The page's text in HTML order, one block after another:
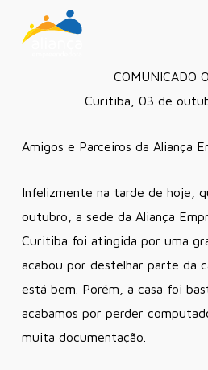
COMUNICADO
Curitiba, 03 de
Amigos e Parceiros da Aliança
Infelizmente na tarde de hoje,
outubro, a sede da Aliança
Curitiba foi atingida por uma
acabou por destelhar parte da
está bem. Porém, a casa foi
acabamos por perder
muita documentação.